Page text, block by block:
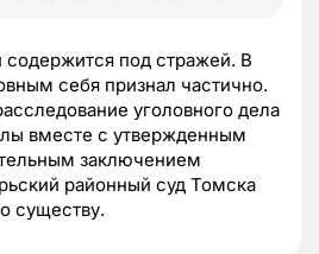
под стражей. В
себя признал частично.
уголовного дела
вместе с утвержденным
заключением
районный суд Томска
существу.